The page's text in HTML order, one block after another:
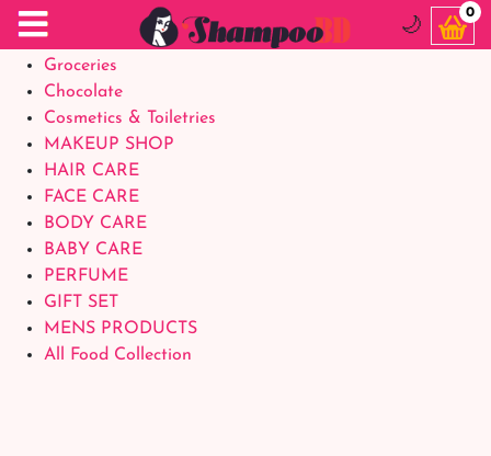
Food Supplements
Baby Foods
Groceries
Chocolate
Cosmetics & Toiletries
MAKEUP SHOP
HAIR CARE
FACE CARE
BODY CARE
BABY CARE
PERFUME
GIFT SET
MENS PRODUCTS
All Food Collection
🌙
0